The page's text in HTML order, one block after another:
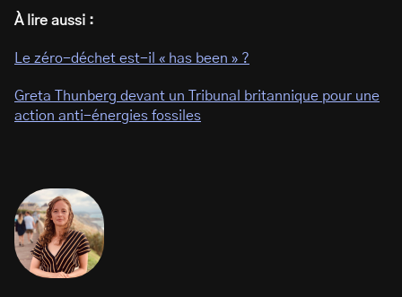
À lire aussi :
Le zéro-déchet est-il « has been » ?
Greta Thunberg devant un Tribunal britannique pour une
action anti-énergies fossiles